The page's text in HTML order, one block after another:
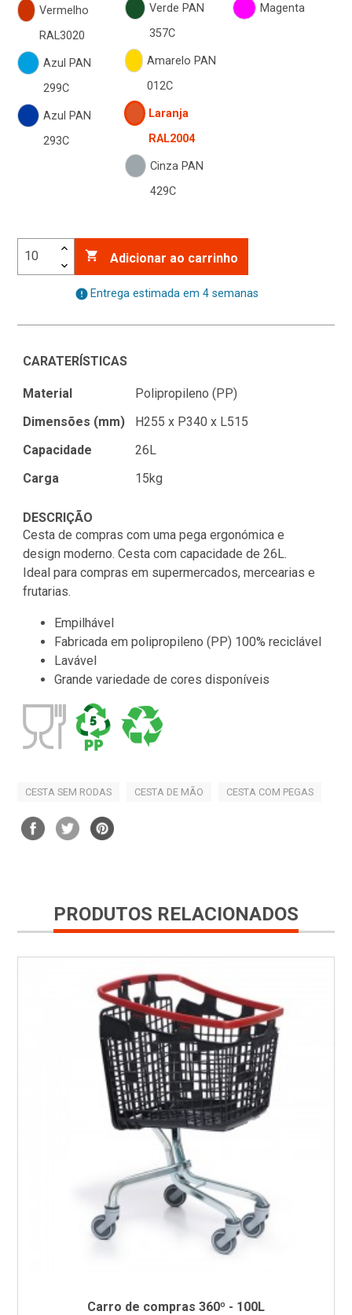
Vermelho
RAL3020
Azul PAN
299C
Azul PAN
293C
Verde PAN
357C
Amarelo PAN
012C
Laranja
RAL2004
Cinza PAN
429C
Magenta
 Adicionar ao carrinho
error Entrega estimada em 4 semanas
CARATERÍSTICAS
Material
Polipropileno (PP)
Dimensões (mm)
H255 x P340 x L515
Capacidade
26L
Carga
15kg
DESCRIÇÃO
Cesta de compras com uma pega ergonómica e
design moderno. Cesta com capacidade de 26L.
Ideal para compras em supermercados, mercearias e
frutarias.
Empilhável
Fabricada em polipropileno (PP) 100% reciclável
Lavável
Grande variedade de cores disponíveis
CESTA SEM RODAS CESTA DE MÃO CESTA COM PEGAS
PRODUTOS RELACIONADOS
Carro de compras 360º - 100L